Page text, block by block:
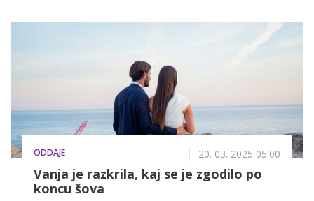
najbolj spregledanih naravnih rešitev v boju proti
podnebnim spremembam. Da vam ne bo zmanjkalo
priljubljenega kuharskega šova MasterChef Avstralija.
Film meseca je odštekana pustolovščina Vse povsod
naenkrat – veliki zmagovalec oskarjev 2023, ki je
osvojil kar sedem kipcev. Na VOYO pa si boste lahko
ogledali tudi filme o Bridget Jones.
ODDAJE 20. 03. 2025 05.00
Vanja je razkrila, kaj se je zgodilo po
koncu šova